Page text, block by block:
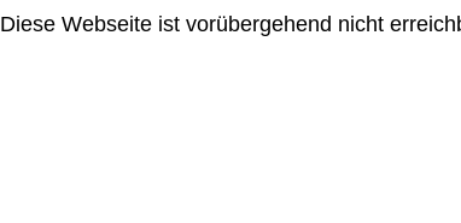
Diese Webseite ist vorübergehend nicht